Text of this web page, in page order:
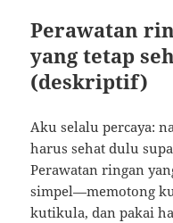
Perawatan
yang tetap
(deskriptif)
Aku selalu percaya:
harus sehat dulu
Perawatan ringan
simpel—memotong
kutikula, dan pakai